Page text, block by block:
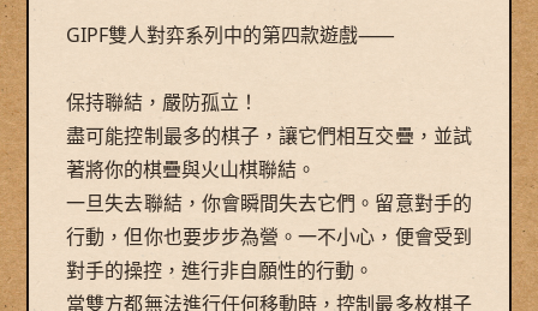
GIPF雙人對弈系列中的第四款遊戲⸺
保持聯結，嚴防孤立！
盡可能控制最多的棋子，讓它們相互交疊，並試
著將你的棋疊與火山棋聯結。
一旦失去聯結，你會瞬間失去它們。留意對手的
行動，但你也要步步為營。一不小心，便會受到
對手的操控，進行非自願性的行動。
當雙方都無法進行任何移動時，控制最多枚棋子